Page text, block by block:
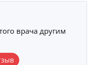
врача другим